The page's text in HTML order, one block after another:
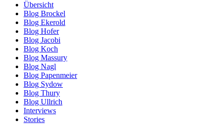
Übersicht
Blog Brockel
Blog Ekerold
Blog Hofer
Blog Jacobi
Blog Koch
Blog Massury
Blog Nagl
Blog Papenmeier
Blog Sydow
Blog Thury
Blog Ullrich
Interviews
Stories